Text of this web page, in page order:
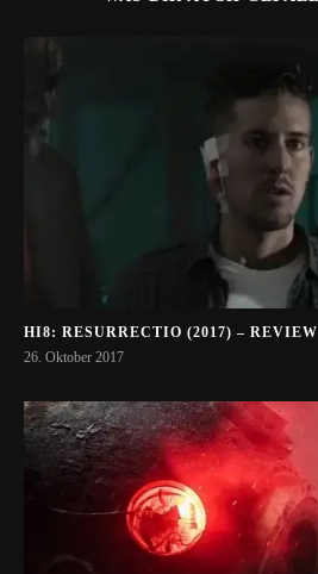
HI8: RESURRECTIO (2017) – REVIEW
26. Oktober 2017